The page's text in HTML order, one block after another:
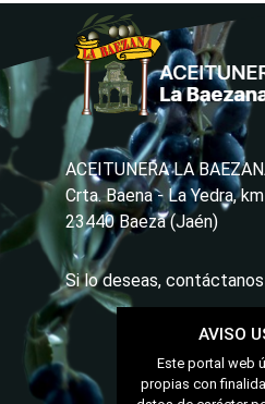
ACEITUNERA LA
Crta. Baena - La Yedra,
23440 Baeza (Jaén)
Si lo deseas, contáctanos
953 740
AVISO
Este portal web
propias con